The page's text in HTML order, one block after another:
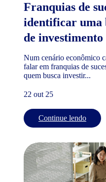
Franquias de
identificar uma
de investimento
Num cenário econômico
falar em franquias de
quem busca investir...
22 out 25
Continue lendo